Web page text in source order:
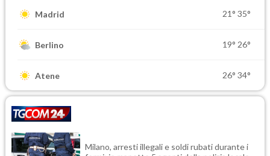
Madrid 21° 35°
Berlino 19° 26°
Atene 26° 34°
Milano, arresti illegali e soldi rubati durante i